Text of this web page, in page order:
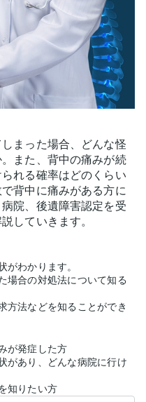
まった場合、どんな怪
また、背中の痛みが続
れる確率はどのくらい
背中に痛みがある方に
院、後遺障害認定を受
していきます。
がわかります。
場合の対処法について知る
方法などを知ることができ
が発症した方
があり、どんな病院に行け
知りたい方